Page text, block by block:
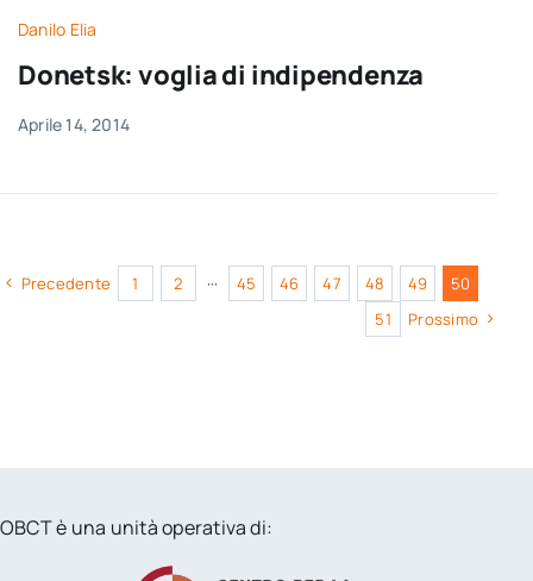
Danilo Elia
Donetsk: voglia di indipendenza
Aprile 14, 2014
Precedente 1 2 ··· 45 46 47 48 49
50
51
Prossimo
OBCT è una unità operativa di: